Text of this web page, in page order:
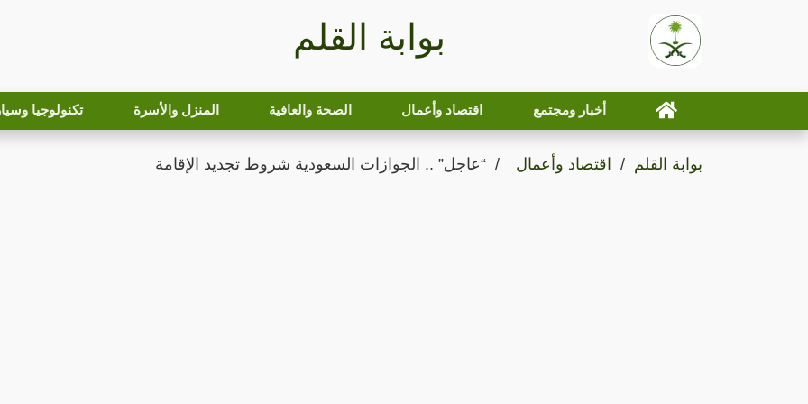
بوابة القلم
أخبار ومجتمع اقتصاد وأعمال الصحة والعافية المنزل والأسرة تكنولوجيا
بوابة القلم اقتصاد وأعمال “عاجل” .. الجوازات السعودية شروط تجديد الإقامة